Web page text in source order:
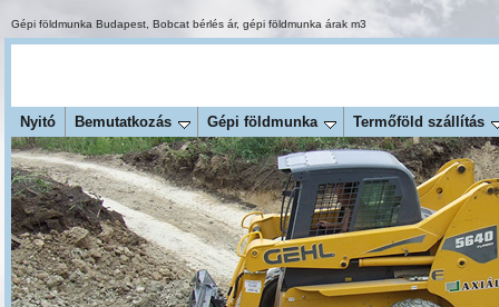
Gépi földmunka Budapest Bobcat bérlés ár, gépi földmunka árak m3
Nyitó Bemutatkozás Gépi földmunka Termőföld szállítás